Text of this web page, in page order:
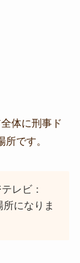
体に刑事ド
です。
レビ：
になりま